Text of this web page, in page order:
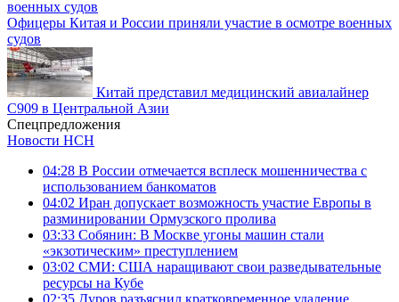
Офицеры Китая и России приняли участие в осмотре военных
судов
Китай представил медицинский авиалайнер
C909 в Центральной Азии
Спецпредложения
Новости НСН
04:28 В России отмечается всплеск мошенничества с
использованием банкоматов
04:02 Иран допускает возможность участие Европы в
разминировании Ормузского пролива
03:33 Собянин: В Москве угоны машин стали
«экзотическим» преступлением
03:02 СМИ: США наращивают свои разведывательные
ресурсы на Кубе